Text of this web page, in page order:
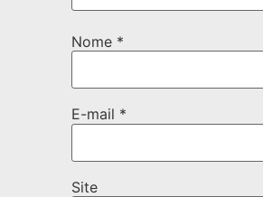
Nome *
E-mail *
Site